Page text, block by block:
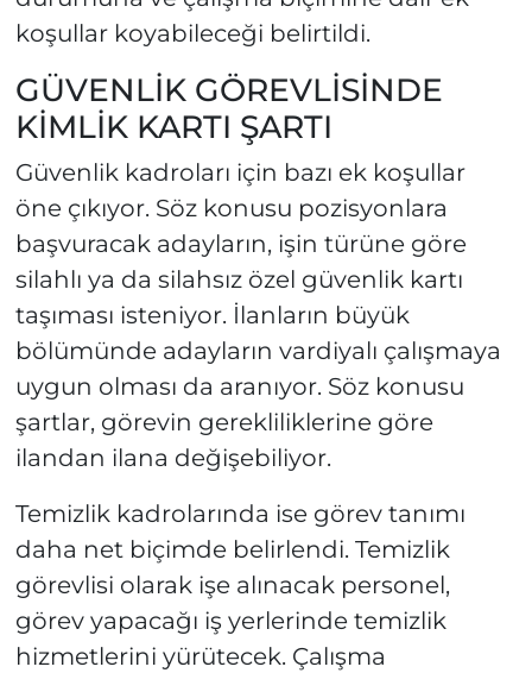
koşullar koyabileceği belirtildi.
GÜVENLİK GÖREVLİSİNDE
KİMLİK KARTI ŞARTI
Güvenlik kadroları için bazı ek koşullar
öne çıkıyor. Söz konusu pozisyonlara
başvuracak adayların, işin türüne göre
silahlı ya da silahsız özel güvenlik kartı
taşıması isteniyor. İlanların büyük
bölümünde adayların vardiyalı çalışmaya
uygun olması da aranıyor. Söz konusu
şartlar, görevin gerekliliklerine göre
ilandan ilana değişebiliyor.
Temizlik kadrolarında ise görev tanımı
daha net biçimde belirlendi. Temizlik
görevlisi olarak işe alınacak personel,
görev yapacağı iş yerlerinde temizlik
hizmetlerini yürütecek. Çalışma